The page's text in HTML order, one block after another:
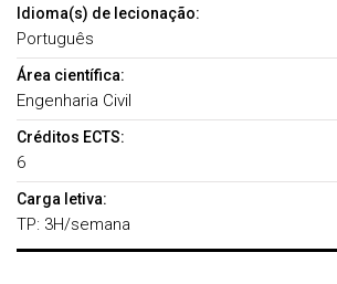
Idioma(s) de lecionação:
Português
Área científica:
Engenharia Civil
Créditos ECTS:
6
Carga letiva:
TP: 3H/semana